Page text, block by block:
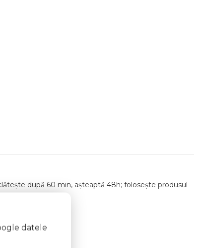
după 60 min, așteaptă 48h; folosește produsul
neagră.
datele